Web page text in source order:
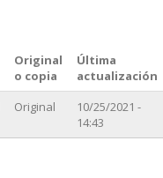
Original
o copia
Última
actualización
Original
10/25/2021 -
14:43